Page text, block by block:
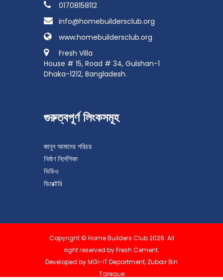
01708158112
info@homebuildersclub.org
www.homebuildersclub.org
Fresh Villa
House # 15, Road # 34, Gulshan-1
Dhaka-1212, Bangladesh.
গুরুত্বপূর্ণ লিংকসমূহ
জানুন​ আমাদের পরিচয়
নির্মাণ নির্দেশিকা
ভিডিও
ডিরেক্টরি
Copyright © Home Builders Club 2026. All
right reserved by Fresh Cement.
Developed by MGI-IT Department, Zubair Bin
Tareque